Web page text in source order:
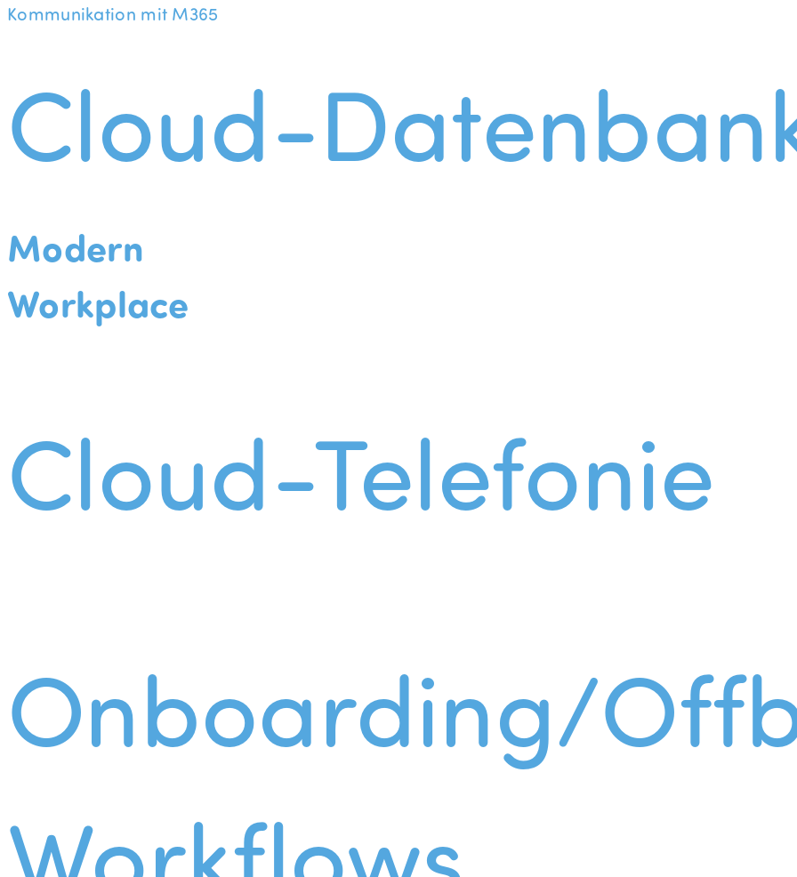
Kommunikation mit M365
Cloud-
Modern
Workplace
Cloud-Telefonie
Onboarding/